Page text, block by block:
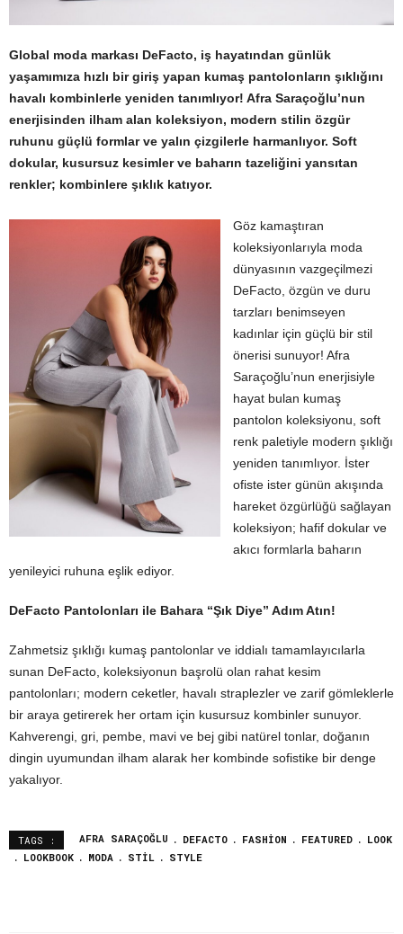
Global moda markası DeFacto, iş hayatından günlük
yaşamımıza hızlı bir giriş yapan kumaş pantolonların şıklığını
havalı kombinlerle yeniden tanımlıyor! Afra Saraçoğlu’nun
enerjisinden ilham alan koleksiyon, modern stilin özgür
ruhunu güçlü formlar ve yalın çizgilerle harmanlıyor. Soft
dokular, kusursuz kesimler ve baharın tazeliğini yansıtan
renkler; kombinlere şıklık katıyor.
Göz kamaştıran
koleksiyonlarıyla moda
dünyasının vazgeçilmezi
DeFacto, özgün ve duru
tarzları benimseyen
kadınlar için güçlü bir stil
önerisi sunuyor! Afra
Saraçoğlu’nun enerjisiyle
hayat bulan kumaş
pantolon koleksiyonu, soft
renk paletiyle modern şıklığı
yeniden tanımlıyor. İster
ofiste ister günün akışında
hareket özgürlüğü sağlayan
koleksiyon; hafif dokular ve
akıcı formlarla baharın
yenileyici ruhuna eşlik ediyor.
DeFacto Pantolonları ile Bahara “Şık Diye” Adım Atın!
Zahmetsiz şıklığı kumaş pantolonlar ve iddialı tamamlayıcılarla
sunan DeFacto, koleksiyonun başrolü olan rahat kesim
pantolonları; modern ceketler, havalı straplezler ve zarif gömleklerle
bir araya getirerek her ortam için kusursuz kombinler sunuyor.
Kahverengi, gri, pembe, mavi ve bej gibi natürel tonlar, doğanın
dingin uyumundan ilham alarak her kombinde sofistike bir denge
yakalıyor.
TAGS : AFRA SARAÇOĞLU DEFACTO FASHION FEATURED
LOOK
LOOKBOOK
MODA STIL STYLE